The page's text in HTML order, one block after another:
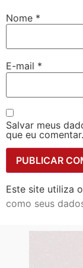
Nome *
E-mail *
Salvar meus
que eu comentar.
Este site utiliza
como seus